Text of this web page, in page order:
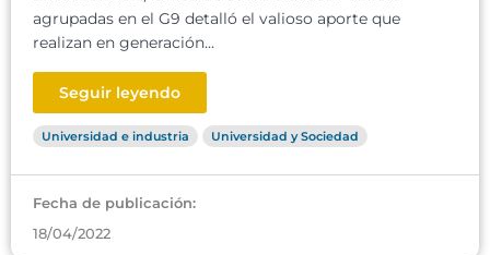
agrupadas en el G9 detalló el valioso aporte que
realizan en generación...
Seguir leyendo
Universidad e industria Universidad y Sociedad
Fecha de publicación:
18/04/2022